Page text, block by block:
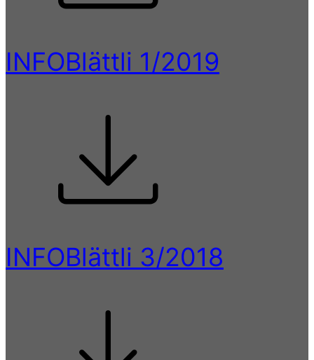
INFOBlättli 1/2019
INFOBlättli 3/2018